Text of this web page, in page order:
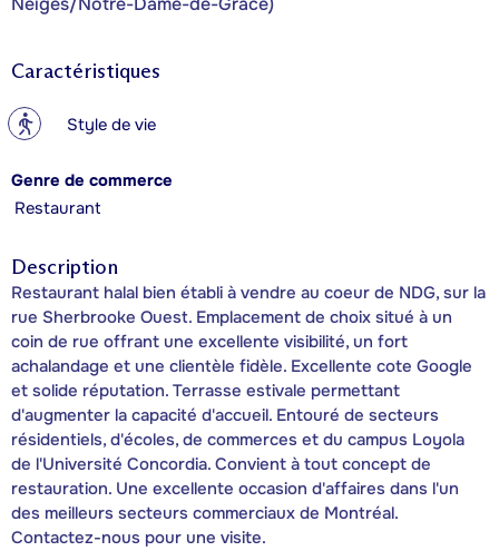
Caractéristiques
? Style de vie
Genre de commerce
Restaurant
Description
Restaurant halal bien établi à vendre au coeur de NDG, sur la
rue Sherbrooke Ouest. Emplacement de choix situé à un
coin de rue offrant une excellente visibilité, un fort
achalandage et une clientèle fidèle. Excellente cote Google
et solide réputation. Terrasse estivale permettant
d'augmenter la capacité d'accueil. Entouré de secteurs
résidentiels, d'écoles, de commerces et du campus Loyola
de l'Université Concordia. Convient à tout concept de
restauration. Une excellente occasion d'affaires dans l'un
des meilleurs secteurs commerciaux de Montréal.
Contactez-nous pour une visite.